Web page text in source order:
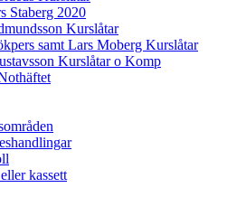
Staberg 2020
Kurslåtar
samt Lars Moberg Kurslåtar
Kurslåtar o Komp
kassett